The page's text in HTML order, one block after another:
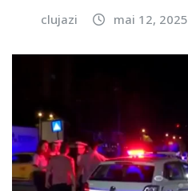
clujazi mai 12, 2025